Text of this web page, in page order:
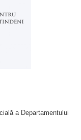
a Departamentului